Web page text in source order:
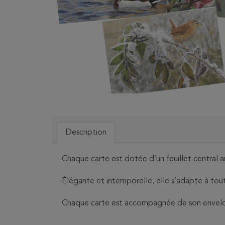
Description
Chaque carte est dotée d’un feuillet central
Élégante et intemporelle, elle s’adapte à
Chaque carte est accompagnée de son